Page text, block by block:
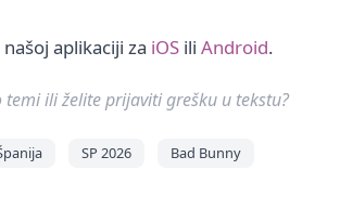
aplikaciji za iOS ili Android.
temi ili želite prijaviti grešku u tekstu?
SP 2026
Bad Bunny